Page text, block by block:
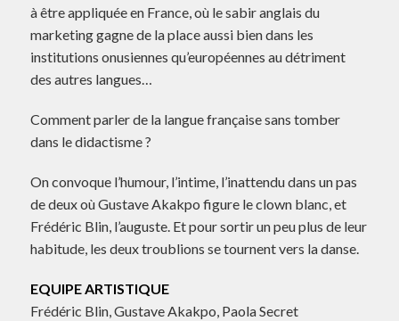
à être appliquée en France, où le sabir anglais du
marketing gagne de la place aussi bien dans les
institutions onusiennes qu’européennes au détriment
des autres langues…
Comment parler de la langue française sans tomber
dans le didactisme ?
On convoque l’humour, l’intime, l’inattendu dans un pas
de deux où Gustave Akakpo figure le clown blanc, et
Frédéric Blin, l’auguste. Et pour sortir un peu plus de leur
habitude, les deux troublions se tournent vers la danse.
EQUIPE ARTISTIQUE
Frédéric Blin, Gustave Akakpo, Paola Secret